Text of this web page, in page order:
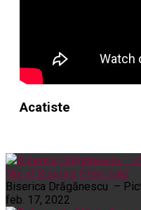
Acatiste
Noi și Biserica Pelerinaje
Biserica Drăgănescu –
feb. 17, 2022